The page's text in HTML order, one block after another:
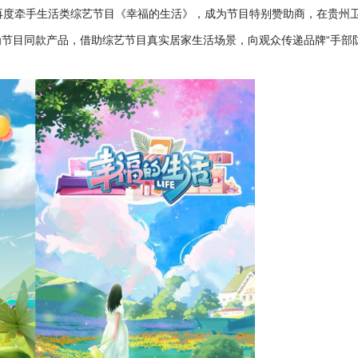
牵手生活类综艺节目《幸福的生活》，成为节目特别赞助商，在贵州
目同款产品，借助综艺节目真实居家生活场景，向观众传递品牌“手部